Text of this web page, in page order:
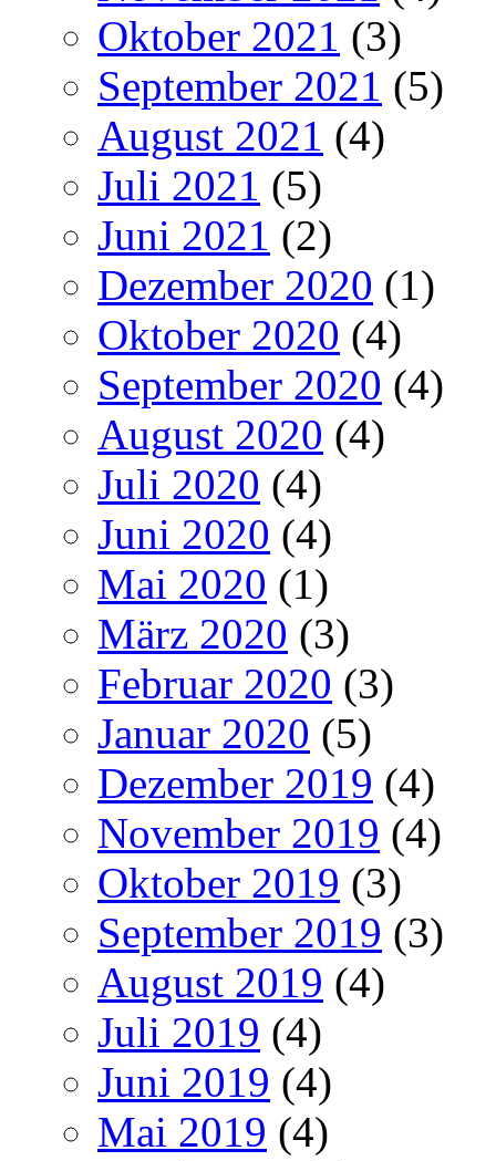
Oktober 2021 (3)
September 2021 (5)
August 2021 (4)
Juli 2021 (5)
Juni 2021 (2)
Dezember 2020 (1)
Oktober 2020 (4)
September 2020 (4)
August 2020 (4)
Juli 2020 (4)
Juni 2020 (4)
Mai 2020 (1)
März 2020 (3)
Februar 2020 (3)
Januar 2020 (5)
Dezember 2019 (4)
November 2019 (4)
Oktober 2019 (3)
September 2019 (3)
August 2019 (4)
Juli 2019 (4)
Juni 2019 (4)
Mai 2019 (4)